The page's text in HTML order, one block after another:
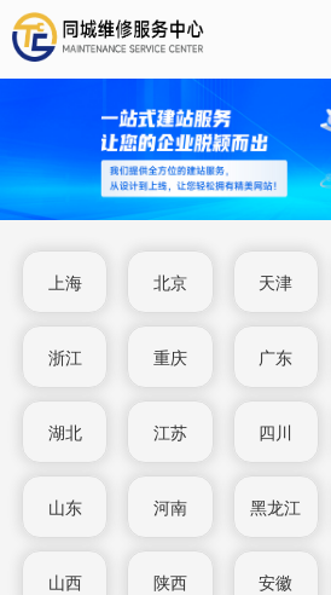
上海 北京 天津
浙江 重庆 广东
湖北 江苏 四川
山东 河南 黑龙江
山西 陕西 安徽